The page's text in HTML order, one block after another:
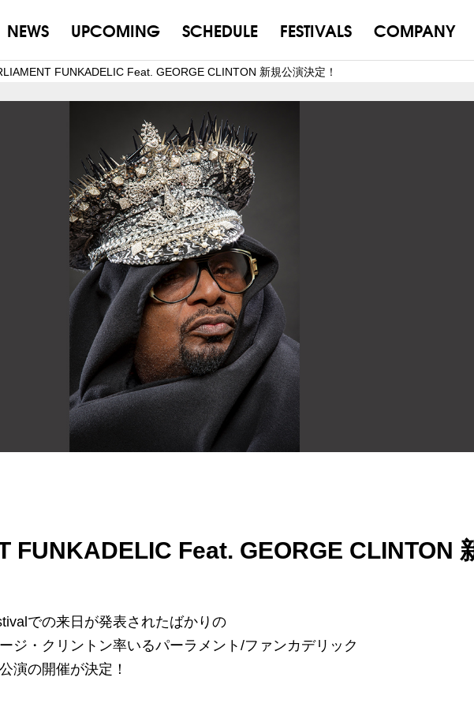
NEWS UPCOMING SCHEDULE FESTIVALS COMPANY
FUNKADELIC Feat. GEORGE CLINTON 新規公演決定！
FUNKADELIC Feat. GEORGE CLINTON
での来日が発表されたばかりの
ジ・クリントン率いるパーラメント/ファンカデリック
演の開催が決定！